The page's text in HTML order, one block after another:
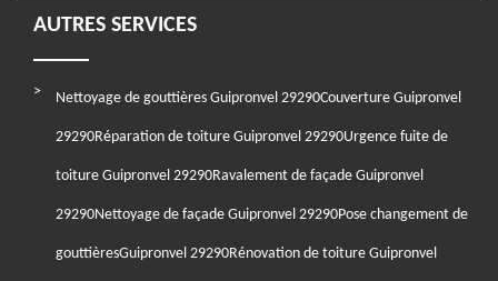
AUTRES SERVICES
Nettoyage de gouttières Guipronvel 29290Couverture Guipronvel
29290Réparation de toiture Guipronvel 29290Urgence fuite de
toiture Guipronvel 29290Ravalement de façade Guipronvel
29290Nettoyage de façade Guipronvel 29290Pose changement de
gouttièresGuipronvel 29290Rénovation de toiture Guipronvel